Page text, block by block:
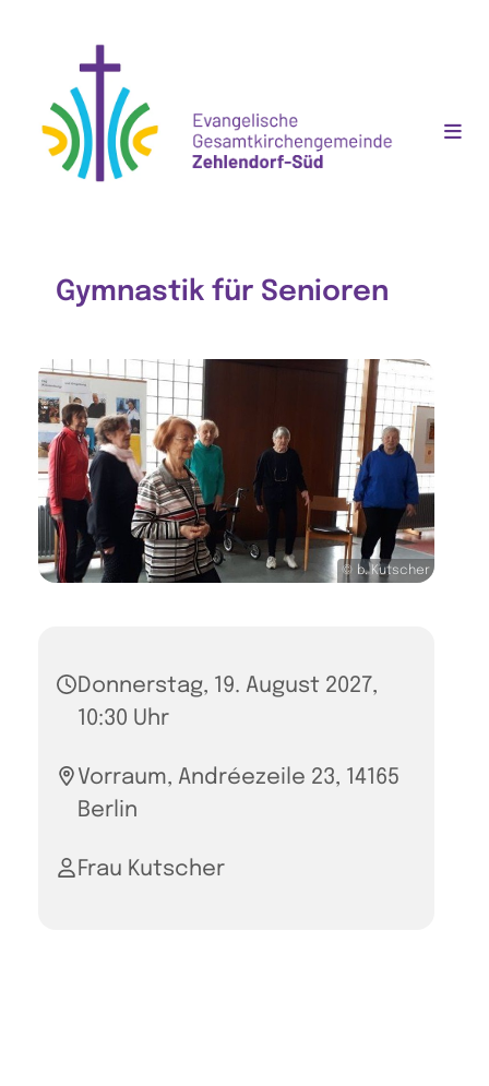
Gymnastik für Senioren
© b. Kutscher
Donnerstag, 19. August 2027,
10:30 Uhr
Vorraum, Andréezeile 23, 14165
Berlin
Frau Kutscher